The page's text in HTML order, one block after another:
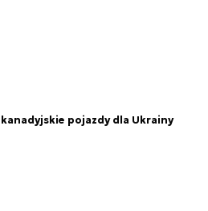
pojazdy dla Ukrainy